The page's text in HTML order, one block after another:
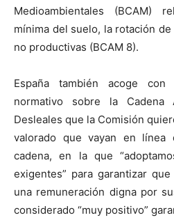
Medioambientales (BCAM)
mínima del suelo, la rotación
no productivas (BCAM 8).
España también acoge con
normativo sobre la Cadena
Desleales que la Comisión
valorado que vayan en
cadena, en la que
exigentes” para garantizar
una remuneración digna por
considerado “muy positivo”